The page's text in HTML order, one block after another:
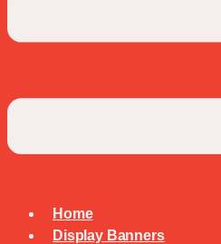
Home
Display Banners